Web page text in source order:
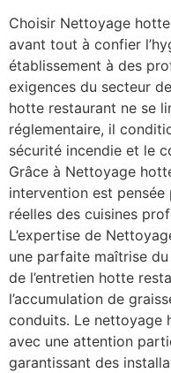
Choisir Nettoyage
avant tout à confier
établissement à des
exigences du secteur
hotte restaurant ne se
réglementaire, il
sécurité incendie et le
Grâce à Nettoyage
intervention est
réelles des cuisines
L’expertise de
une parfaite maîtrise
de l’entretien hotte
l’accumulation de
conduits. Le nettoyage
avec une attention
garantissant des